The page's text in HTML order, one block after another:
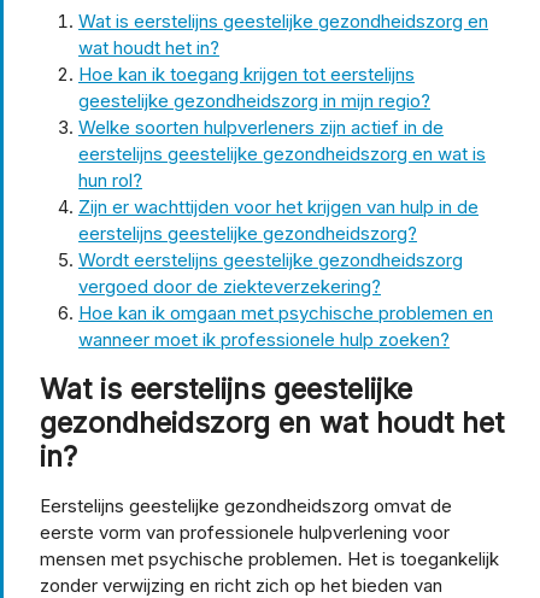
Wat is eerstelijns geestelijke gezondheidszorg en
wat houdt het in?
Hoe kan ik toegang krijgen tot eerstelijns
geestelijke gezondheidszorg in mijn regio?
Welke soorten hulpverleners zijn actief in de
eerstelijns geestelijke gezondheidszorg en wat is
hun rol?
Zijn er wachttijden voor het krijgen van hulp in de
eerstelijns geestelijke gezondheidszorg?
Wordt eerstelijns geestelijke gezondheidszorg
vergoed door de ziekteverzekering?
Hoe kan ik omgaan met psychische problemen en
wanneer moet ik professionele hulp zoeken?
Wat is eerstelijns geestelijke
gezondheidszorg en wat houdt het
in?
Eerstelijns geestelijke gezondheidszorg omvat de
eerste vorm van professionele hulpverlening voor
mensen met psychische problemen. Het is toegankelijk
zonder verwijzing en richt zich op het bieden van